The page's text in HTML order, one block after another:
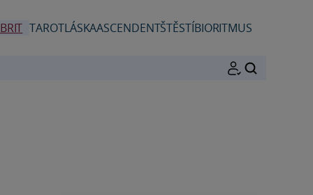
TAROTLÁSKAASCENDENTŠTĚSTÍBIORITMUS